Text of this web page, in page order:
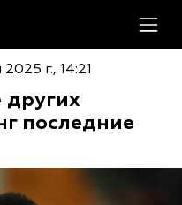
г., 14:21
последние